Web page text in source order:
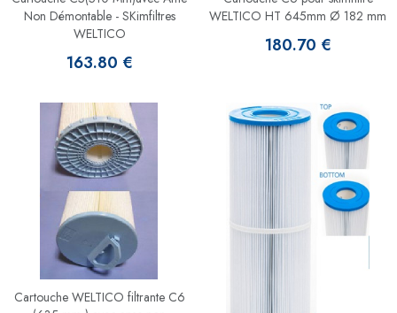
Non Démontable - SKimfiltres
WELTICO
163.80 €
WELTICO HT 645mm Ø 182 mm
180.70 €
Cartouche WELTICO filtrante C6